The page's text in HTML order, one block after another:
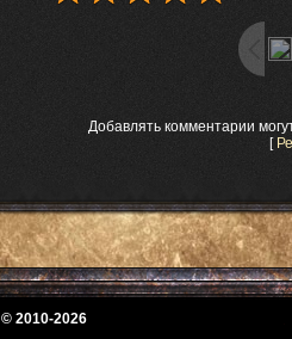
Добавлять комментарии
[
© 2010-2026